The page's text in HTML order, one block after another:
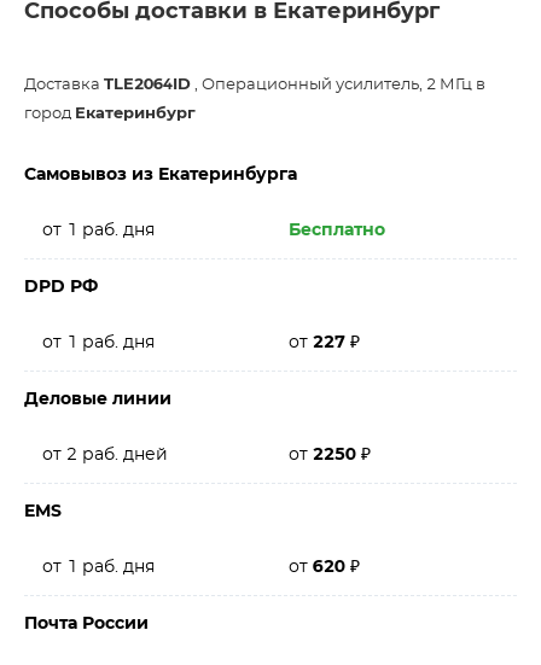
Способы доставки в Екатеринбург
Доставка TLE2064ID , Операционный усилитель, 2 МГц в
город Екатеринбург
Самовывоз из Екатеринбурга
от 1 раб. дня Бесплатно
DPD РФ
от 1 раб. дня от 227 ₽
Деловые линии
от 2 раб. дней от 2250 ₽
EMS
от 1 раб. дня от 620 ₽
Почта России